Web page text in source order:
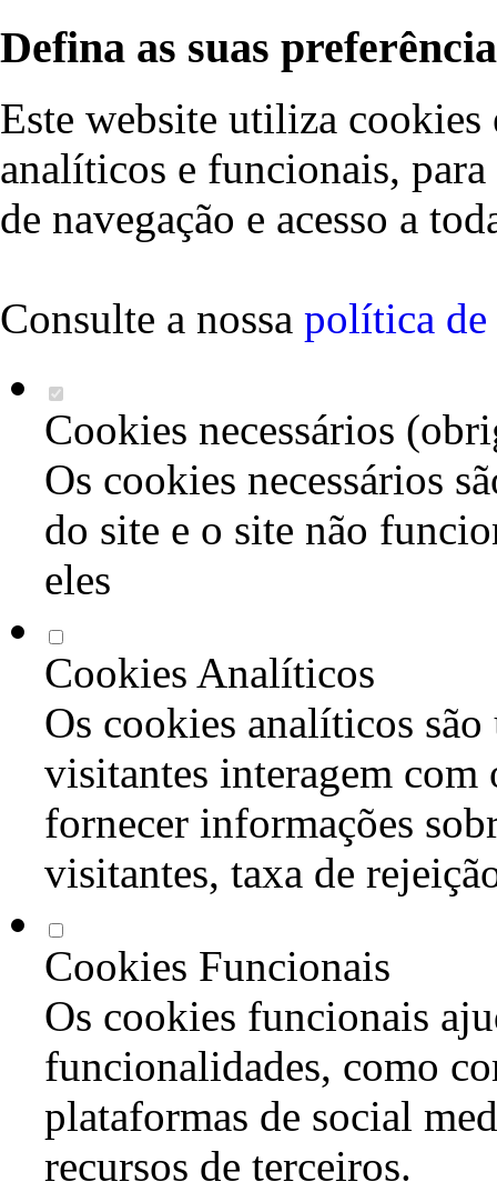
Defina as suas
Este website utiliza cookies
analíticos e funcionais,
de navegação e acesso a
Consulte a nossa política de
Cookies necessários
Os cookies necessários
do site e o site não
eles
Cookies Analíticos
Os cookies analíticos são
visitantes interagem com
fornecer informações
visitantes, taxa de
Cookies Funcionais
Os cookies funcionais
funcionalidades, como
plataformas de social
recursos de terceiros.